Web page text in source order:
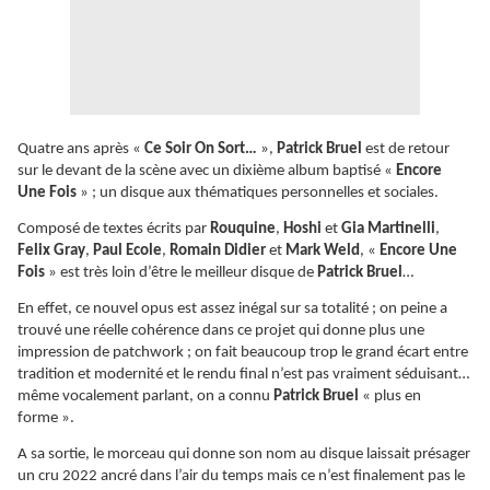
Quatre ans après « Ce Soir On Sort… », Patrick Bruel est de retour
sur le devant de la scène avec un dixième album baptisé « Encore
Une Fois » ; un disque aux thématiques personnelles et sociales.
Composé de textes écrits par Rouquine, Hoshi et Gia Martinelli,
Felix Gray, Paul Ecole, Romain Didier et Mark Weld, « Encore Une
Fois » est très loin d’être le meilleur disque de Patrick Bruel…
En effet, ce nouvel opus est assez inégal sur sa totalité ; on peine a
trouvé une réelle cohérence dans ce projet qui donne plus une
impression de patchwork ; on fait beaucoup trop le grand écart entre
tradition et modernité et le rendu final n’est pas vraiment séduisant…
même vocalement parlant, on a connu Patrick Bruel « plus en
forme ».
A sa sortie, le morceau qui donne son nom au disque laissait présager
un cru 2022 ancré dans l’air du temps mais ce n’est finalement pas le